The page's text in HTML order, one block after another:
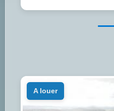
a louer